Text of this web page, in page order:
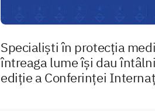
Specialiști în protecția
întreaga lume își dau
ediție a Conferinţei